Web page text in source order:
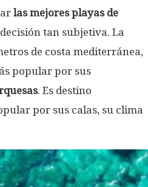
las mejores playas de
tan subjetiva. La
de costa mediterránea,
popular por sus
. Es destino
por sus calas, su clima